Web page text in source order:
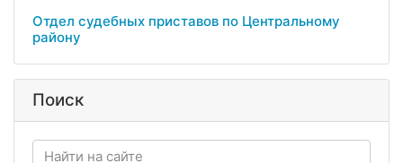
Отдел судебных приставов по Центральному
району
Поиск